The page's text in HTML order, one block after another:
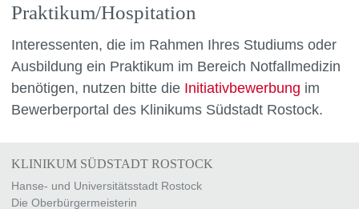
Praktikum/Hospitation
Interessenten, die im Rahmen Ihres Studiums oder
Ausbildung ein Praktikum im Bereich Notfallmedizin
benötigen, nutzen bitte die Initiativbewerbung im
Bewerberportal des Klinikums Südstadt Rostock.
KLINIKUM SÜDSTADT ROSTOCK
Hanse- und Universitätsstadt Rostock
Die Oberbürgermeisterin